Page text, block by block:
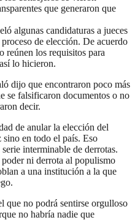
que generaron que
algunas candidaturas a jueces
de elección. De acuerdo
reúnen los requisitos para
lo hicieron.
dijo que encontraron poco más
se falsificaron documentos o no
decir.
de anular la elección del
en todo el país. Eso
interminable de derrotas.
ni derrota al populismo
a una institución a la que
que no podrá sentirse orgulloso
no habría nadie que